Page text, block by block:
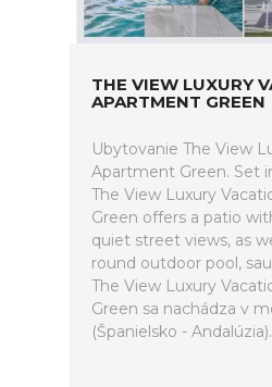
THE VIEW LUXURY
APARTMENT GREEN
Ubytovanie The View
Apartment Green. Set
The View Luxury
Green offers a patio
quiet street views, as
round outdoor pool,
The View Luxury
Green sa nachádza v
(Španielsko - Andalúzia).